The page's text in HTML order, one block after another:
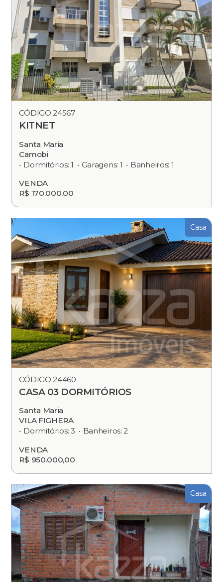
CÓDIGO 24567
KITNET
Santa Maria
Camobi
Dormitórios: 1
Garagens: 1
Banheiros: 1
VENDA
R$ 170.000,00
Casa
CÓDIGO 24460
CASA 03 DORMITÓRIOS
Santa Maria
VILA FIGHERA
Dormitórios: 3
Banheiros: 2
VENDA
R$ 950.000,00
Casa